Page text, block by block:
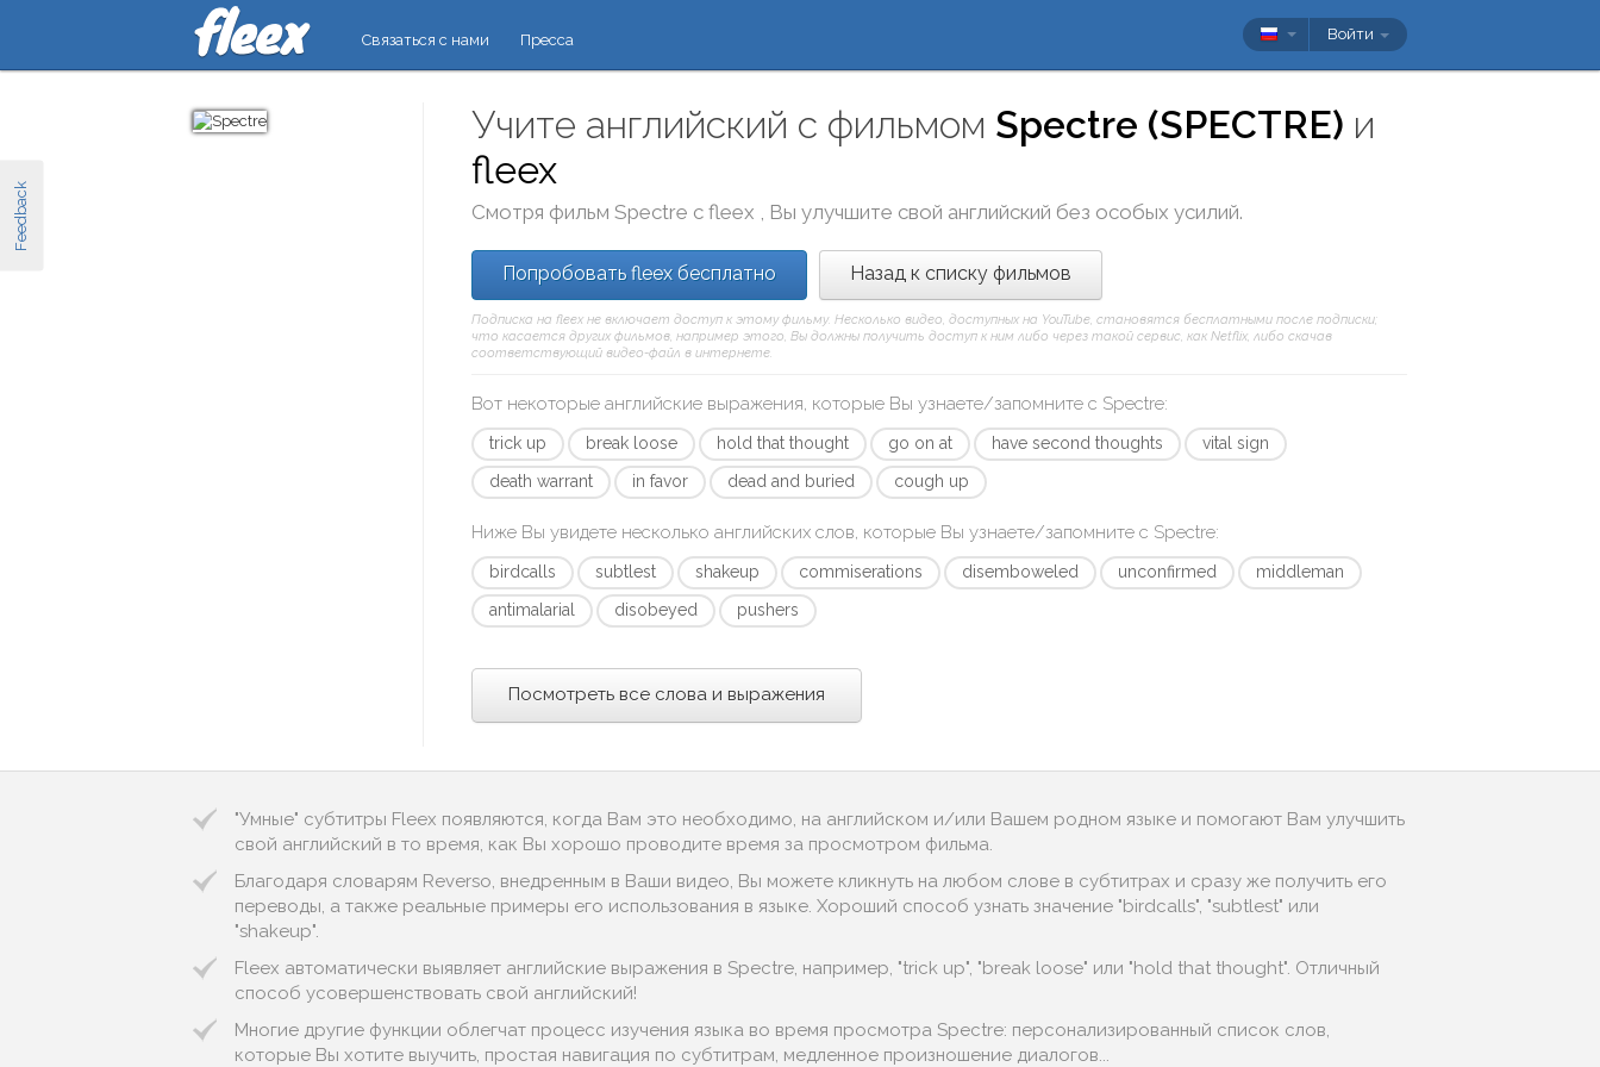
Feedback
Связаться с нами Пресса Войти
Учите английский с фильмом Spectre (SPECTRE) и
fleex
Смотря фильмSpectre сfleex , Вы улучшите свой английский без особых усилий.
Попробовать fleex бесплатно Назад к списку фильмов
Подписка на fleex не включает доступ к этому фильму. Несколько видео, доступных на YouTube, становятся бесплатными после подписки;
что касается других фильмов, например этого, Вы должны получить доступ к ним либо через такой сервис, как Netflix, либо скачав
соответствующий видео-файл в интернете.
Вот некоторые английские выражения, которые Вы узнаете/запомните с Spectre:
trick up break loose hold that thought go on at have second thoughts
vital sign
death warrant
in favor dead and buried cough up
Ниже Вы увидете несколько английских слов, которые Вы узнаете/запомните с Spectre:
birdcalls subtlest shakeup commiserations disemboweled unconfirmed
middleman
antimalarial
disobeyed pushers
Посмотреть все слова и выражения
"Умные" субтитры Fleex появляются, когда Вам это необходимо, на английском и/или Вашем родном языке и помогают Вам улучшить
свой английский в то время, как Вы хорошо проводите время за просмотром фильма.
Благодаря словарям Reverso, внедренным в Ваши видео, Вы можете кликнуть на любом слове в субтитрах и сразу же получить его
переводы, а также реальные примеры его использования в языке. Хороший способ узнать значение "birdcalls", "subtlest" или
"shakeup".
Fleex автоматически выявляет английские выражения в Spectre, например, "trick up", "break loose" или "hold that thought". Отличный
способ усовершенствовать свой английский!
Многие другие функции облегчат процесс изучения языка во время просмотра Spectre: персонализированный список слов,
которые Вы хотите выучить, простая навигация по субтитрам, медленное произношение диалогов...